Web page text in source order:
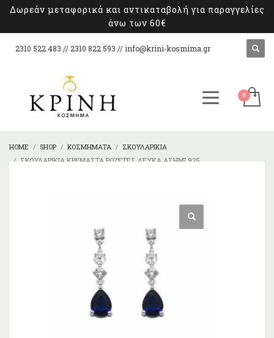
Δωρεάν μεταφορικά και αντικαταβολή για παραγγελίες
άνω των 60€
2310 522 483 // 2310 822 593 // info@krini-kosmima.gr
HOME SHOP ΚΟΣΜΉΜΑΤΑ
ΣΚΟΥΛΑΡΊΚΙΑ
ΣΚΟΥΛΑΡΊΚΙΑ ΚΡΕΜΑΣΤΆ ΡΟΖΈΤΕΣ ΛΕΥΚΆ ΑΣΉΜΙ 925